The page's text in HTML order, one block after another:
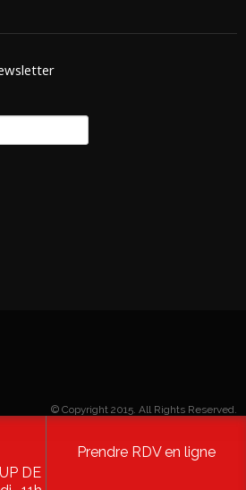
© Copyright 2015. All Rights Reserved.
DE
Prendre RDV en ligne